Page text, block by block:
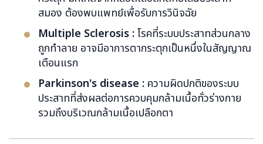
สมอง ต้องพบแพทย์เพื่อรับการวินิจฉัย
Multiple Sclerosis :โรคที่ระบบประสาทส่วนกลาง
ถูกทำลาย อาจมีอาการตากระตุกเป็นหนึ่งในสัญญาณ
เตือนแรก
Parkinson's disease : ความผิดปกติของระบบ
ประสาทที่ส่งผลต่อการควบคุมกล้ามเนื้อทั่วร่างกาย
รวมถึงบริเวณกล้ามเนื้อเปลือกตา